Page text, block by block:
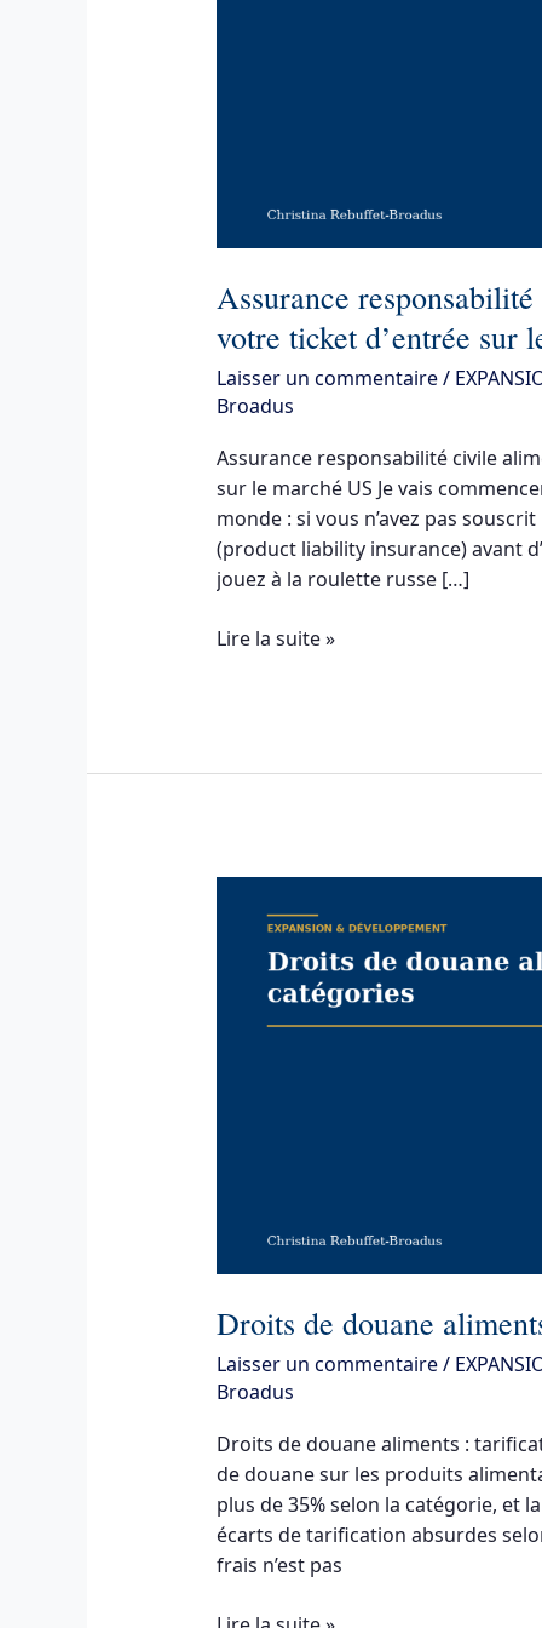
Assurance
votre ticket d’entrée sur
Laisser un commentaire/
Broadus
Assurance responsabilité civile
sur le marché US Je vais
monde : si vous n’avez pas
(product liability insurance) avant
jouez à la roulette russe […]
marché
Lire la suite »
Droits de douane
Laisser un commentaire/
Broadus
Droits de douane aliments :
de douane sur les produits
plus de 35% selon la catégorie, et
écarts de tarification absurdes
frais n’est pas
douane
aliments